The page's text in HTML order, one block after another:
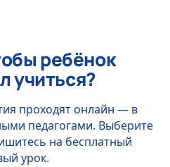
ребёнок
учиться?
проходят онлайн — в
педагогами. Выберите
на бесплатный
урок.